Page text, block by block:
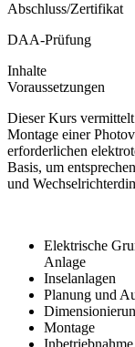
Abschluss/Zertifikat
DAA-Prüfung
Inhalte
Voraussetzungen
Dieser Kurs
Montage einer
erforderlichen
Basis, um
und
Elektrische
Anlage
Inselanlagen
Planung und
Montage